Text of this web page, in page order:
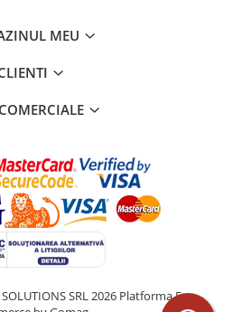
MEU
SRL 2026 Platforma E-